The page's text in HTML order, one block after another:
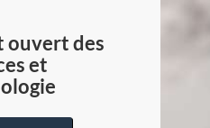
ouvert des
et